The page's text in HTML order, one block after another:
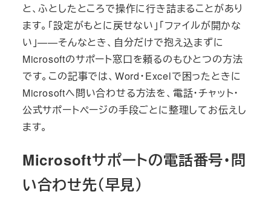
と、ふとしたところで操作に行き詰まることがあり
ます。「設定がもとに戻せない」「ファイルが開かな
い」——そんなとき、自分だけで抱え込まずに
Microsoftのサポート窓口を頼るのもひとつの方法
です。この記事では、Word・Excelで困ったときに
Microsoftへ問い合わせる方法を、電話・チャット・
公式サポートページの手段ごとに整理してお伝えし
ます。
Microsoftサポートの電話番号・問
い合わせ先（早見）